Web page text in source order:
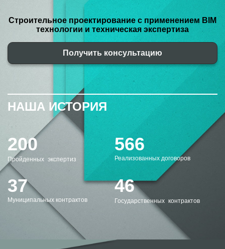
Строительное проектирование с применением BIM
технологии и техническая экспертиза
Получить консультацию
НАША ИСТОРИЯ
200
Пройденных экспертиз
566
Реализованных договоров
37
Муниципальных контрактов
46
Государственных контрактов